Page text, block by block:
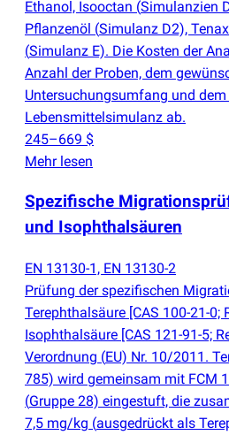
Ethanol, Isooctan (Simulanzien
Pflanzenöl (Simulanz D2),
(Simulanz E). Die Kosten der
Anzahl der Proben, dem
Untersuchungsumfang und dem
Lebensmittelsimulanz ab.
245–669 $
Mehr lesen
Spezifische
und Isophthalsäuren
EN 13130-1, EN 13130-2
Prüfung der spezifischen
Terephthalsäure [CAS 100-21-0;
Isophthalsäure [CAS 121-91-5;
Verordnung (EU) Nr. 10/2011.
785) wird gemeinsam mit FCM
(Gruppe 28) eingestuft, die
7,5 mg/kg (ausgedrückt als